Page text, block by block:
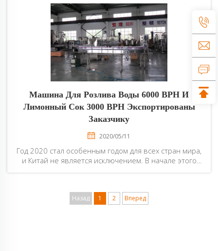
сотрудничают с нашей компанией Smile, получая
приятный опыт. Клиенты упаковали воду...
Машина Для Розлива Воды 6000 BPH И
Лимонный Сок 3000 BPH Экспортированы
Заказчику
2020/05/11
Год 2020 стал особенным годом для всех стран мира,
и Китай не является исключением. В начале этого
заставил всех людей не выходить наружу, все
предприятия...
Назад 1 2 Вперед